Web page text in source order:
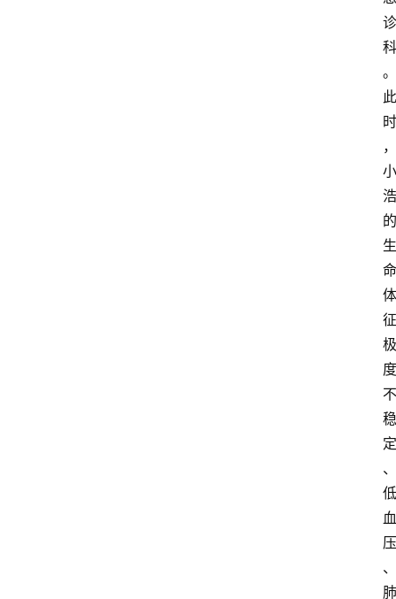
诊
科
。
此
时
，
小
浩
的
生
命
体
征
极
度
不
稳
定
、
低
血
压
、
肺